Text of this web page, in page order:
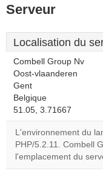
Serveur
Localisation du
Combell Group Nv
Oost-vlaanderen
Gent
Belgique
51.05, 3.71667
L'environnement du
PHP/5.2.11. Combell
l'emplacement du